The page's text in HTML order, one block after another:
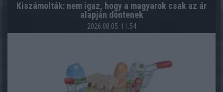
Kiszámolták: nem igaz, hogy a magyarok csak az ár
alapján döntenek
2026.08.05. 11:54